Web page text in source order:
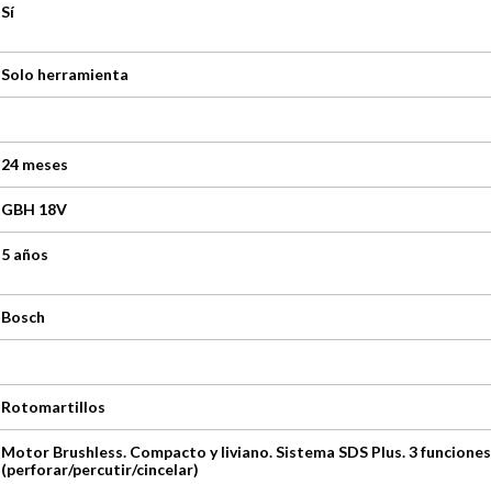
Sí
Solo herramienta
24 meses
GBH 18V
5 años
Bosch
Rotomartillos
Motor Brushless. Compacto y liviano. Sistema SDS Plus. 3 funciones
(perforar/percutir/cincelar)